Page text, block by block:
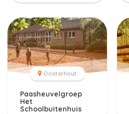
Oosterhout
Paasheuvelgroep
Het
Schoolbuitenhuis